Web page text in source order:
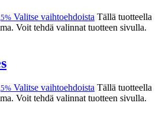
Valitse vaihtoehdoista Tällä tuotteella
Voit tehdä valinnat tuotteen sivulla.
Valitse vaihtoehdoista Tällä tuotteella
Voit tehdä valinnat tuotteen sivulla.